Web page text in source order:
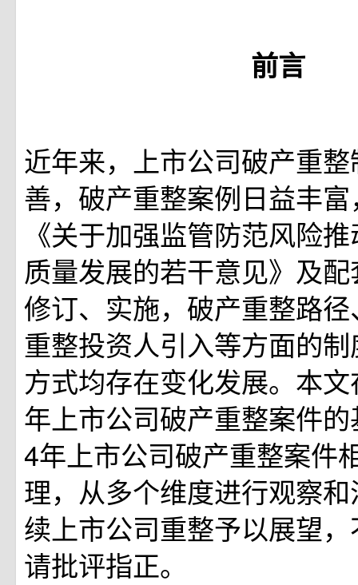
前言
近年来，上市公司破产重
善，破产重整案例日益丰
《关于加强监管防范风险
质量发展的若干意见》及
修订、实施，破产重整路
重整投资人引入等方面的
方式均存在变化发展。本
年上市公司破产重整案件
4年上市公司破产重整案件
理，从多个维度进行观察
续上市公司重整予以展望
请批评指正。